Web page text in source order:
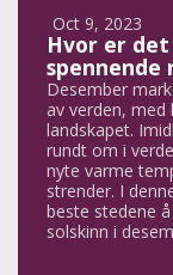
Oct 9, 2023
Hvor er
spennende
Desember
av verden,
landskapet.
rundt om i
nyte varme
strender. I
beste stedene
solskinn i